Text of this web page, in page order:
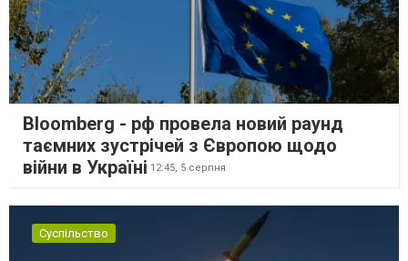
Bloomberg - рф провела новий раунд
таємних зустрічей з Європою щодо
війни в Україні 12:45, 5 серпня
Суспільство